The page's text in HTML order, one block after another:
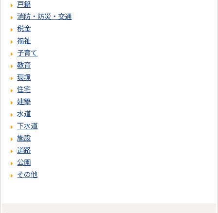
戸籍
消防・防災・交通
税金
福祉
子育て
教育
環境
住宅
建築
水道
下水道
施設
道路
公園
その他